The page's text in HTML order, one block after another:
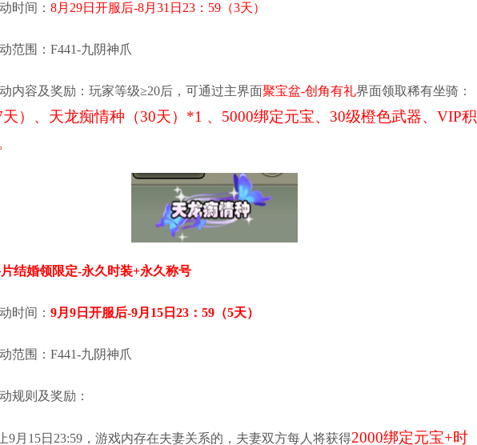
时间： 8月29日开服后-8月31日23：59（3天）
范围：F441-九阴神爪
内容及奖励：玩家等级≥20后，可通过主界面聚宝盆-创角有礼界面领取稀有坐骑：
）、天龙痴情种（30天）*1 、5000绑定元宝、30级橙色武器、VIP积
结婚领限定-永久时装+永久称号
时间： 9月9日开服后-9月15日23：59（5天）
范围：F441-九阴神爪
规则及奖励：
9月15日23:59，游戏内存在夫妻关系的，夫妻双方每人将获得2000绑定元宝+时